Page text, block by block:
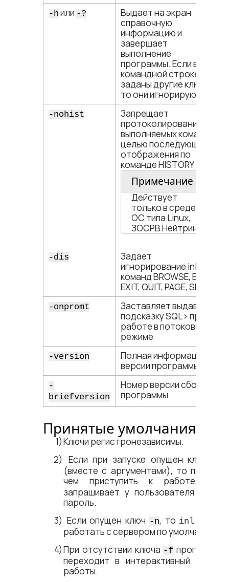
-h или -?
Выдает на экран
справочную
информацию и
завершает
выполнение
программы. Если в
командной строке
заданы другие ключи,
то они игнорируются
-nohist
Запрещает
протоколирование
выполняемых команд с
целью последующего
отображения по
команде HISTORY
Примечание
Действует
только в среде
ОС типа Linux,
ЗОСРВ Нейтрино
-dis
Задает
игнорирование inl-
команд BROWSE, EDIT,
EXIT, QUIT, PAGE, SH
-onpromt
Заставляет выдавать
подсказку SQL​> при
работе в потоковом
режиме
-version
Полная информация о
версии программы
-
briefversion
Номер версии сборки
программы
Принятые умолчания
Ключи регистронезависимы.
Если при запуске опущен ключ
(вместе с аргументами), то прежде
чем приступить к работе,
запрашивает у пользователя имя и
пароль.
Если опущен ключ -n, то inl
работать с сервером по умолчанию.
При отсутствии ключа -f программа
переходит в интерактивный режим
работы.